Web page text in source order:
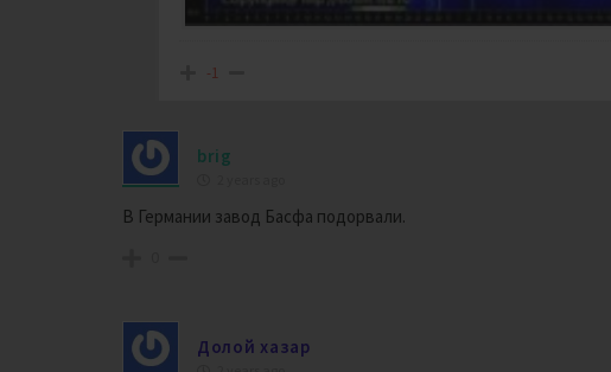
-1
brig
В Германии завод Басфа подорвали.
Долой хазар